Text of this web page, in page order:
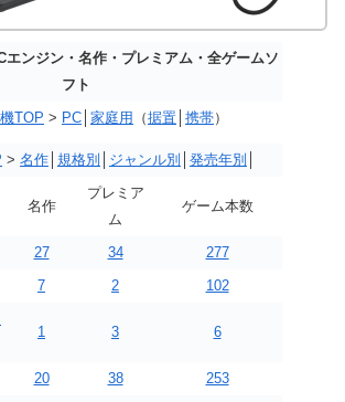
エンジン・名作・プレミアム・全ゲームソ
フト
TOP > PC 家庭用 （据置 携帯）
> 名作 規格別 ジャンル別 発売年別
名作
プレミア
ム
ゲーム本数
27 34
277
7 2
102
1 3 6
20 38
253